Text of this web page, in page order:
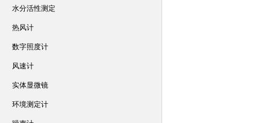
水分活性测定
热风计
数字照度计
风速计
实体显微镜
环境测定计